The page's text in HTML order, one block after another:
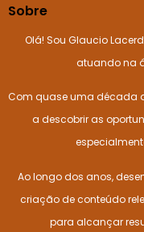
Sobre
Olá! Sou Glaucio
atuando na
Com quase uma década
a descobrir as
Ao longo dos anos,
criação de conteúdo
para alcançar